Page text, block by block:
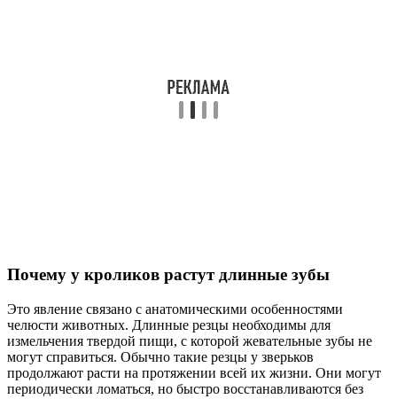
Почему у кроликов растут длинные зубы
Это явление связано с анатомическими особенностями
челюсти животных. Длинные резцы необходимы для
измельчения твердой пищи, с которой жевательные зубы не
могут справиться. Обычно такие резцы у зверьков
продолжают расти на протяжении всей их жизни. Они могут
периодически ломаться, но быстро восстанавливаются без